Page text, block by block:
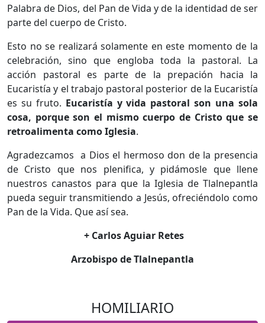
Palabra de Dios, del Pan de Vida y de la identidad de ser
parte del cuerpo de Cristo.
Esto no se realizará solamente en este momento de la
celebración, sino que engloba toda la pastoral. La
acción pastoral es parte de la prepación hacia la
Eucaristía y el trabajo pastoral posterior de la Eucaristía
es su fruto. Eucaristía y vida pastoral son una sola
cosa, porque son el mismo cuerpo de Cristo que se
retroalimenta como Iglesia.
Agradezcamos a Dios el hermoso don de la presencia
de Cristo que nos plenifica, y pidámosle que llene
nuestros canastos para que la Iglesia de Tlalnepantla
pueda seguir transmitiendo a Jesús, ofreciéndolo como
Pan de la Vida. Que así sea.
+ Carlos Aguiar Retes
Arzobispo de Tlalnepantla
HOMILIARIO